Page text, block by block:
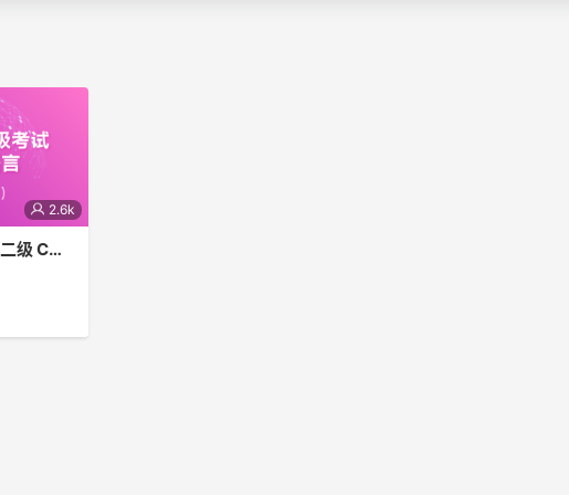
2.6k
全国计算机等级考试二级 C语言真题解析(一)